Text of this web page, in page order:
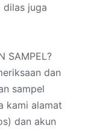
dilas juga
SAMPEL?
dan
sampel
kami alamat
dan akun